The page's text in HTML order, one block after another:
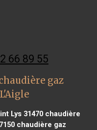
66 89 55
gaz
Lys 31470 chaudière
chaudière gaz